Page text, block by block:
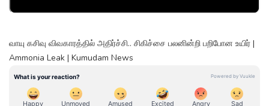
வாயு கசிவு விவகாரத்தில் அதிர்ச்சி.. சிகிச்சை பலனின்றி பறிபோன உயிர் |
Ammonia Leak | Kumudam News